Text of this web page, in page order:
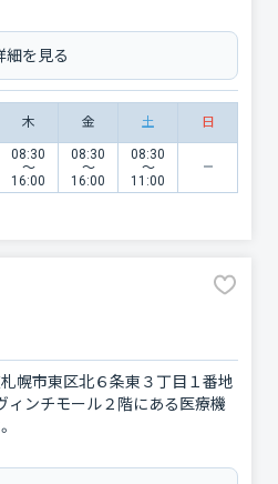
細を見る
木 金 土 日
08:30
〜
16:00
08:30
〜
16:00
08:30
〜
11:00
幌市東区北６条東３丁目１番地
ィンチモール２階にある医療機